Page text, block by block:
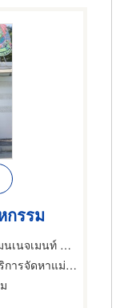
กรรม
บริษัท จัดหางาน ซิลเวอร์แอนด์โกลด์ แมนเนจเมนท์ จำกัด
าน,บริการรถรับส่ง